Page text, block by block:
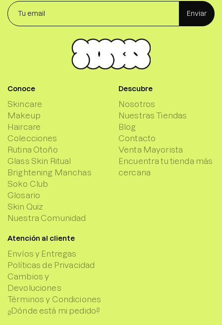
Enviar
Conoce
Skincare
Makeup
Haircare
Colecciones
Rutina Otoño
Glass Skin Ritual
Brightening Manchas
Soko Club
Glosario
Skin Quiz
Nuestra Comunidad
Descubre
Nosotros
Nuestras Tiendas
Blog
Contacto
Venta Mayorista
Encuentra tu tienda más
cercana
Atención al cliente
Envíos y Entregas
Políticas de Privacidad
Cambios y
Devoluciones
Términos y Condiciones
¿Dónde está mi pedido?